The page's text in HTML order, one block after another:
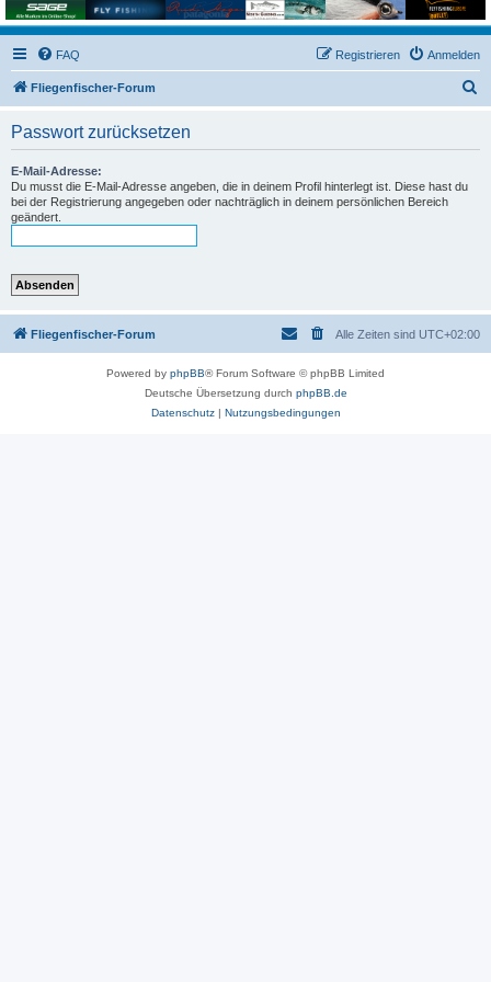
FAQ Anmelden
Registrieren
Fliegenfischer-Forum
Passwort zurücksetzen
E-Mail-Adresse:
Du musst die E-Mail-Adresse angeben, die in deinem Profil hinterlegt ist. Diese hast du
bei der Registrierung angegeben oder nachträglich in deinem persönlichen Bereich
geändert.
Fliegenfischer-Forum Alle Zeiten sind UTC+02:00
Powered by phpBB® Forum Software © phpBB Limited
Deutsche Übersetzung durch phpBB.de
Datenschutz| Nutzungsbedingungen